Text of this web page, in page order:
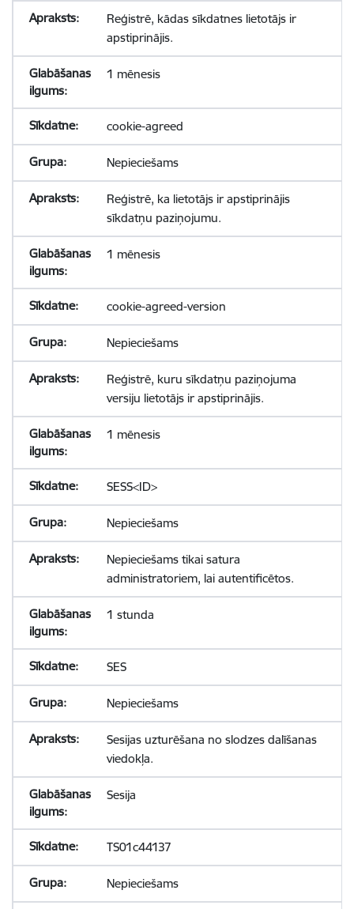
Reģistrē, kādas sīkdatnes lietotājs ir
apstiprinājis.
1 mēnesis
cookie-agreed
Nepieciešams
Reģistrē, ka lietotājs ir apstiprinājis
sīkdatņu paziņojumu.
1 mēnesis
cookie-agreed-version
Nepieciešams
Reģistrē, kuru sīkdatņu paziņojuma
versiju lietotājs ir apstiprinājis.
1 mēnesis
SESS<ID>
Nepieciešams
Nepieciešams tikai satura
administratoriem, lai autentificētos.
1 stunda
SES
Nepieciešams
Sesijas uzturēšana no slodzes dalīšanas
viedokļa.
Sesija
TS01c44137
Nepieciešams